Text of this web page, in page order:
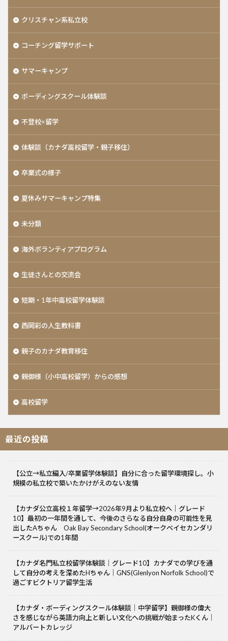
クリスチャン系私立校
コーチング留学サポート
サマーキャンプ
ボーディングスクール体験談
不登校×留学
体験談（カナダ高校留学・親子移住）
卒業式の様子
夏休みサマーキャンプ特集
未分類
海外ボランティアプログラム
生徒さんとの交流会
短期・1年中高校留学体験談
西岡彩の人生教科書
親子のカナダ教育移住
親御様（小中高校留学）からの感想
高校留学
最近の投稿
【公立→私立編入/卒業留学体験談】自分に合った留学環境探し。小
規模の私立校で築いたかけがえのない友情
【カナダ公立高校１年留学→2026年9月より私立校へ｜グレード
10】最初の一年間を通して、今後のさらなる自分自身の可能性を見
出したAちゃん Oak Bay Secondary School(オークベイセカンダリ
ースクール)での1年間
【カナダ名門私立校留学体験談｜グレード10】カナダでの学びを通
して自分の考えを深めたHちゃん｜GNS(Glenlyon Norfolk School)で
過ごすビクトリア留学生活
【カナダ・ボーディングスクール体験談｜中学留学】親御様の偉大
さを感じながら英語力向上と新しい文化への挑戦が始まったKくん｜
アルバートカレッジ